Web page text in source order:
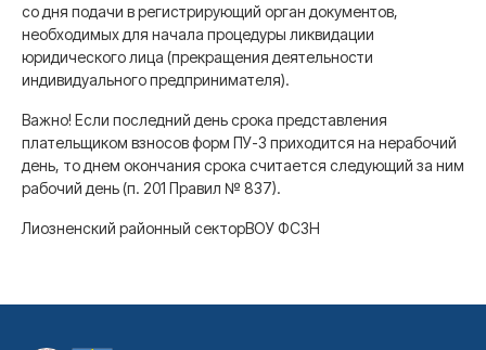
со дня подачи в регистрирующий орган документов,
необходимых для начала процедуры ликвидации
юридического лица (прекращения деятельности
индивидуального предпринимателя).
Важно! Если последний день срока представления
плательщиком взносов форм ПУ-3 приходится на нерабочий
день, то днем окончания срока считается следующий за ним
рабочий день(п. 201 Правил № 837).
Лиозненский районный секторВОУ ФСЗН